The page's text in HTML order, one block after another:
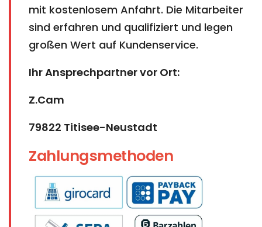
mit kostenlosem Anfahrt. Die Mitarbeiter
sind erfahren und qualifiziert und legen
großen Wert auf Kundenservice.
Ihr Ansprechpartner vor Ort:
Z.Cam
79822 Titisee-Neustadt
Zahlungsmethoden